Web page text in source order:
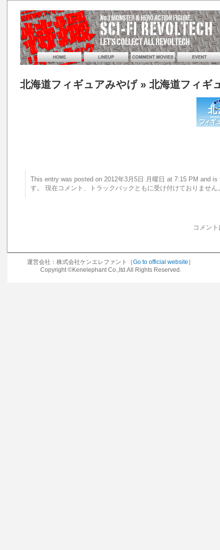
北海道フィギュアみやげ» 北海道フィギ
This entry was posted on 2012年3月5日 月曜日 at 7:15 PM and
す。 現在コメント、トラックバックともに受け付けておりません
コメン
運営会社：株式会社ケンエレファント［Go to official website ］
Copyright ©Kenelephant Co.,ltd.All Rights Reserved.